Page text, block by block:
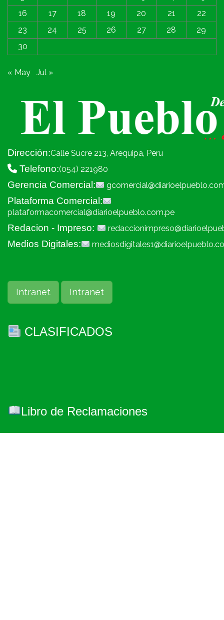
16
17 18 19 20 21
22
23
24 25 26 27 28
29
30
« May Jul »
Dirección:Calle Sucre 213, Arequipa, Peru
Telefono:(054) 221980
Gerencia Comercial:
Plataforma Comercial:
plataformacomercial@diarioelpueblo.com.pe
Redacion - Impreso:
Medios Digitales:
Intranet Intranet
CLASIFICADOS
Libro de Reclamaciones